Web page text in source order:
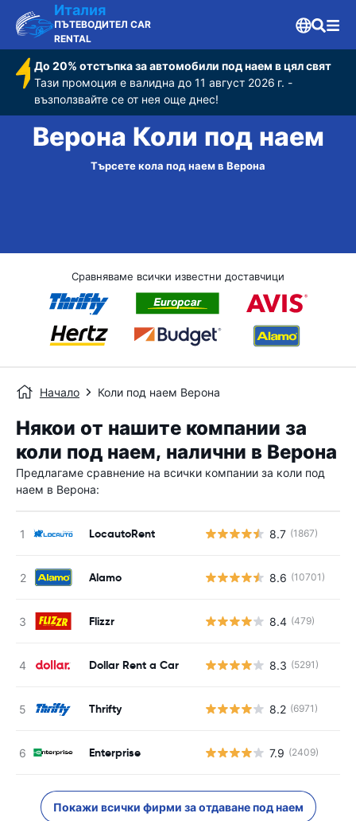
Италия
ПЪТЕВОДИТЕЛ CAR
RENTAL
До 20% отстъпка за автомобили под наем в цял свят
Тази промоция е валидна до 11 август 2026 г. -
възползвайте се от нея още днес!
Верона Коли под наем
Търсете кола под наем в Верона
Сравняваме всички известни доставчици
Начало Коли под наем Верона
Някои от нашите компании за
коли под наем, налични в Верона
Предлагаме сравнение на всички компании за коли под
наем в Верона:
LocautoRent 8.7 (1867)
Alamo 8.6 (10701)
Flizzr 8.4 (479)
Dollar Rent a Car 8.3 (5291)
Thrifty 8.2 (6971)
Enterprise 7.9 (2409)
Покажи всички фирми за отдаване под наем